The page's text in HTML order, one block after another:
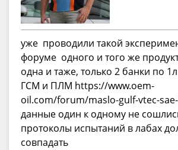
уже проводили такой
форуме одного и того же
одна и таже, только 2 банки по
ГСМ и ПЛМ https://www.oem-
oil.com/forum/maslo-gulf-vtec-sae-
данные один к одному не
протоколы испытаний в лабах
совпадать